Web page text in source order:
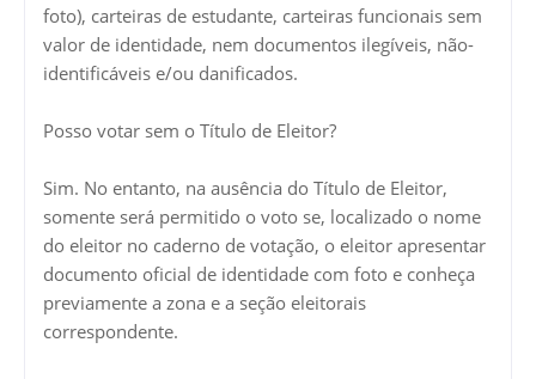
foto), carteiras de estudante, carteiras funcionais sem
valor de identidade, nem documentos ilegíveis, não-
identificáveis e/ou danificados.
Posso votar sem o Título de Eleitor?
Sim. No entanto, na ausência do Título de Eleitor,
somente será permitido o voto se, localizado o nome
do eleitor no caderno de votação, o eleitor apresentar
documento oficial de identidade com foto e conheça
previamente a zona e a seção eleitorais
correspondente.